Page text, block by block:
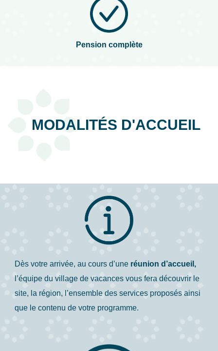
Pension complète
MODALITÉS D'ACCUEIL
Dès votre arrivée, au cours d’une réunion d’accueil,
l’équipe du village de vacances vous fera découvrir le
site, la région, l’ensemble des services proposés ainsi
que le contenu de votre programme.